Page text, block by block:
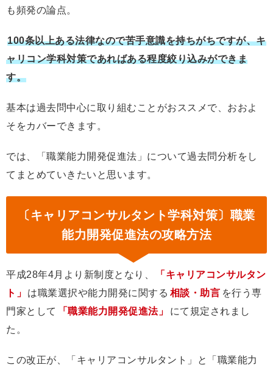
も頻発の論点。
100条以上ある法律なので苦手意識を持ちがちですが、キ
ャリコン学科対策であればある程度絞り込みができま
す。
基本は過去問中心に取り組むことがおススメで、おおよ
そをカバーできます。
では、「職業能力開発促進法」について過去問分析をし
てまとめていきたいと思います。
〔キャリアコンサルタント学科対策〕職業
能力開発促進法の攻略方法
平成28年4月より新制度となり、
「キャリアコンサルタン
ト」
は職業選択や能力開発に関する 相談・助言 を行う専
門家として
「職業能力開発促進法」
にて規定されまし
た。
この改正が、「キャリアコンサルタント」と「職業能力